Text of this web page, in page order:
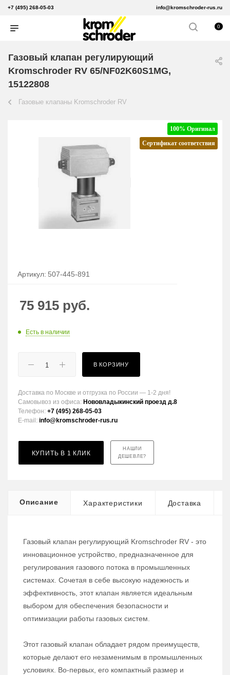
+7 (495) 268-05-03 info@kromschroder-rus.ru
0
Газовый клапан регулирующий
Kromschroder RV 65/NF02K60S1MG,
15122808
Газовые клапаны Kromschroder RV
100% Оригинал
Сертификат соответствия
Артикул: 507-445-891
75 915 руб.
Есть в наличии
В КОРЗИНУ
Доставка по Москве и отгрузка по России — 1-2 дня!
Самовывоз из офиса: Нововладыкинский проезд д.8
Телефон: +7 (495) 268-05-03
E-mail: info@kromschroder-rus.ru
КУПИТЬ В 1 КЛИК
НАШЛИ
ДЕШЕВЛЕ?
Описание Характеристики Доставка
Газовый клапан регулирующий Kromschroder RV - это
инновационное устройство, предназначенное для
регулирования газового потока в промышленных
системах. Сочетая в себе высокую надежность и
эффективность, этот клапан является идеальным
выбором для обеспечения безопасности и
оптимизации работы газовых систем.
Этот газовый клапан обладает рядом преимуществ,
которые делают его незаменимым в промышленных
условиях. Во-первых, его компактный размер и